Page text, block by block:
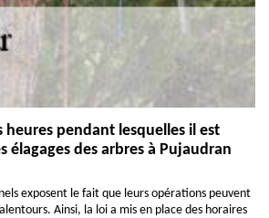
heures pendant lesquelles il est
élagages des arbres à Pujaudran
exposent le fait que leurs opérations peuvent
Ainsi, la loi a mis en place des horaires